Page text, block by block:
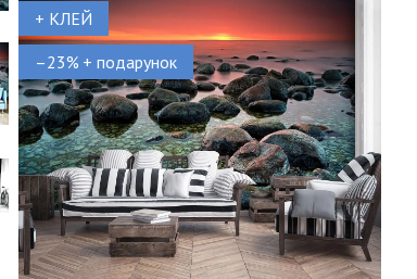
+ КЛЕЙ
–23%